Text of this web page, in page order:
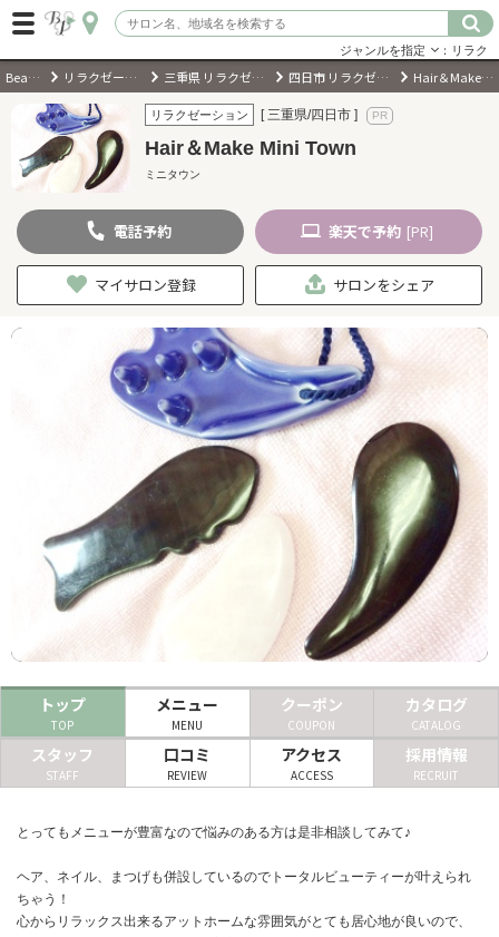
ログイン
会員登録 （無料）
キーワード検索
ジャンルを選択
キーワードで検索
現在地から探す
ヘアサロン
ネイルサロン
リラクゼーションサロン
美容クリニック
ヘアカタログ
メンズカタログ
ジャンルを指定 ：リラク
BeautyPark リラクゼーションサロン 三重県 リラクゼーションサロン 四日市 リラクゼーションサロン Hair＆Make Mini Town
リラクゼーション [ 三重県/四日市 ]
Hair＆Make Mini Town
ミニタウン
電話予約 楽天で予約 [PR]
マイサロン登録 サロンをシェア
トップ
TOP
メニュー
MENU
クーポン
COUPON
カタログ
CATALOG
スタッフ
STAFF
口コミ
REVIEW
アクセス
ACCESS
採用情報
RECRUIT
とってもメニューが豊富なので悩みのある方は是非相談してみて♪
ヘア、ネイル、まつげも併設しているのでトータルビューティーが叶えられ
ちゃう！
心からリラックス出来るアットホームな雰囲気がとても居心地が良いので、